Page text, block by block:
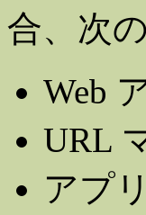
合、次
Web
URL
アプ